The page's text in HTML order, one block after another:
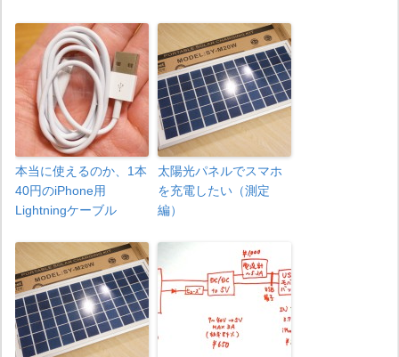
本当に使えるのか、1本
40円のiPhone用
Lightningケーブル
太陽光パネルでスマホ
を充電したい（測定
編）